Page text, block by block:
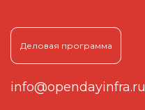
info@opendayinfra.ru
Деловая программа